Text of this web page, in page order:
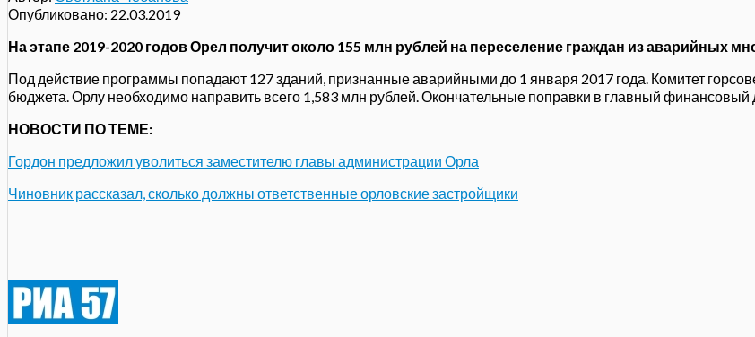
Опубликовано: 22.03.2019
На этапе 2019-2020 годов Орел получит около 155 млн рублей на переселение граждан из аварийных
Под действие программы попадают 127 зданий, признанные аварийными до 1 января 2017 года. Комитет
бюджета. Орлу необходимо направить всего 1,583 млн рублей. Окончательные поправки в главный
НОВОСТИ ПО ТЕМЕ:
Гордон предложил уволиться заместителю главы администрации Орла
Чиновник рассказал, сколько должны ответственные орловские застройщики